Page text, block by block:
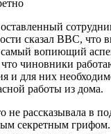
сказал BBC, что
самый вопиющий
чиновники
и для них
работы из дома.
не рассказывала в
секретным